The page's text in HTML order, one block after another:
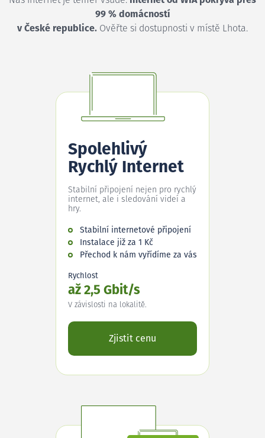
99 % domácností
v České republice. Ověřte si dostupnosti v místě Lhota.
Spolehlivý
Rychlý Internet
Stabilní připojení nejen pro rychlý
internet, ale i sledování videí a
hry.
Stabilní internetové připojení
Instalace již za 1 Kč
Přechod k nám vyřídíme za vás
Rychlost
až 2,5 Gbit/s
V závislosti na lokalitě.
Zjistit cenu